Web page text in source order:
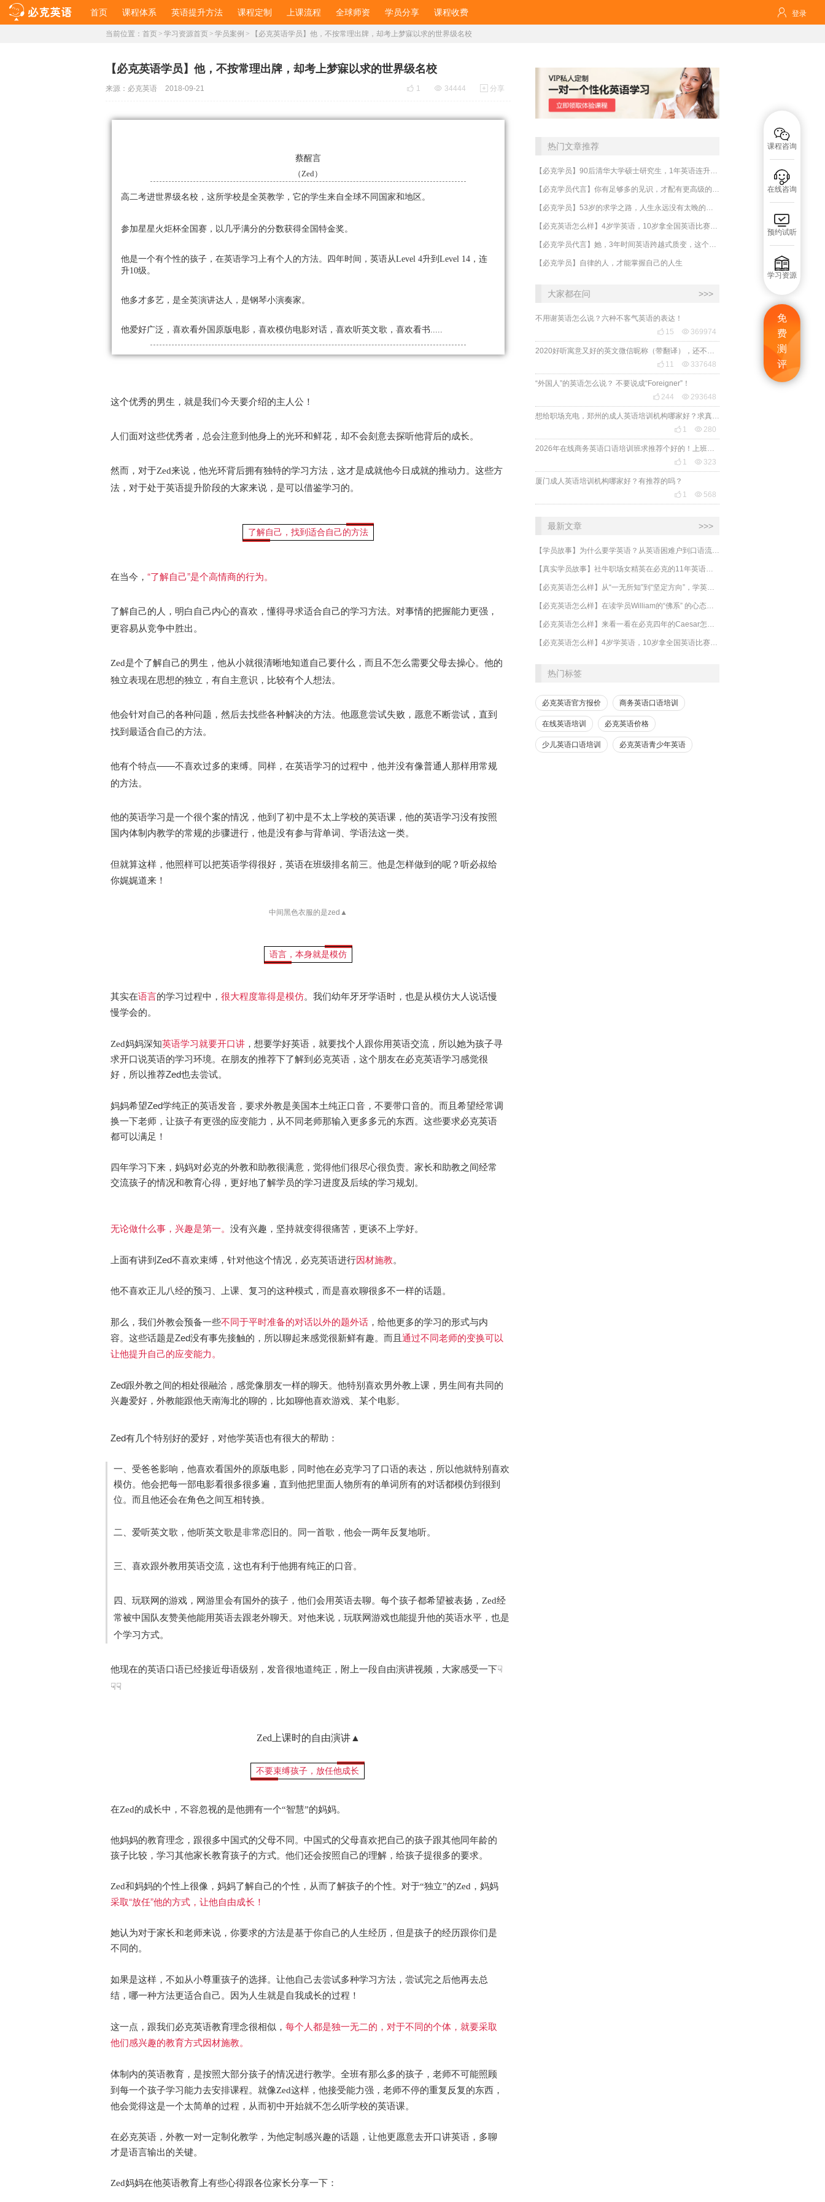
首页 课程体系 英语提升方法 课程定制 上课流程 全球师资 学员分享 课程收费  登录

课程咨询

在线咨询

预约试听

学习资源
免
费
测
评
当前位置： 首页 > 学习资源首页 > 学员案例 > 【必克英语学员】他，不按常理出牌，却考上梦寐以求的世界级名校
【必克英语学员】他，不按常理出牌，却考上梦寐以求的世界级名校
 1  34444  分享
来源： 必克英语 2018-09-21
蔡醒言
（Zed）
高二考进世界级名校，这所学校是全英教学，它的学生来自全球不同国家和地区。
参加星星火炬杯全国赛， 以几乎满分的分数获得全国特金奖。
他是一个有个性的孩子，在英语学习上有个人的方法。四年时间，英语从Level 4升到Level 14 ， 连
升10级。
他多才多艺，是全英演讲达人，是钢琴小演奏家。
他爱好广泛，喜欢看外国原版电影，喜欢模仿电影对话，喜欢听英文歌，喜欢看书.....
这个优秀的男生，就是我们今天要介绍的主人公！
人们面对这些优秀者，总会注意到他身上的光环和鲜花，却不会刻意去探听他背后的成长。
然而，对于Zed来说，他光环背后拥有独特的学习方法，这才是成就他今日成就的推动力。这些方
法，对于处于英语提升阶段的大家来说，是可以借鉴学习的。
了解自己，找到适合自己的方法
在当今， “了解自己”是个高情商的行为。
了解自己的人，明白自己内心的喜欢，懂得寻求适合自己的学习方法。对事情的把握能力更强，
更容易从竞争中胜出。
Zed是个了解自己的男生，他从小就很清晰地知道自己要什么，而且不怎么需要父母去操心。他的
独立表现在思想的独立， 有自主意识， 比较有个人想法。
他会针对自己的各种问题，然后去找些各种解决的方法。他愿意尝试失败，愿意不断尝试，直到
找到最适合自己的方法。
他有个特点——不喜欢过多的束缚。同样，在英语学习的过程中，他并没有像普通人那样用常规
的方法。
他的英语学习是一个很个案的情况，他到了初中是不太上学校的英语课 ，他的英语学习没有按照
国内体制内教学的常规的步骤进行，他是没有参与背单词、学语法这一类。
但就算这样，他照样可以把英语学得很好， 英语在班级排名前三。他是怎样做到的呢？听必叔给
你娓娓道来！
中间黑色衣服的是zed ▲
语言，本身就是模仿
其实在语言的学习过程中， 很大程度靠得是模仿。我们幼年牙牙学语时，也是从模仿大人说话慢
慢学会的。
Zed妈妈深知英语学习就要开口讲 ，想要学好英语，就要找个人跟你用英语交流，所以她为孩子寻
求开口说英语的学习环境。在朋友的推荐下了解到 必克英语，这个朋友在必克英语学习感觉很
好，所以推荐Zed也去尝试。
妈妈希望Zed学纯正的英语发音，要求外教是美国本土纯正口音，不要带口音的。 而且希望经常调
换一下老师，让孩子有更强的应变能力，从不同老师那输入更多多元的东西。 这些要求必克英语
都可以满足！
四年学习下来，妈妈对必克的外教和助教很满意，觉得他们很尽心很负责。家长和助教之间经常
交流孩子的情况和教育心得，更好地了解学员的学习进度及后续的学习规划。
无论做什么事，兴趣是第一。 没有兴趣，坚持就变得很痛苦，更谈不上学好。
上面有讲到Zed不喜欢束缚，针对他这个情况，必克英语进行因材施教。
他不喜欢正儿八经的预习、上课、复习的这种模式，而是喜欢聊很多不一样的话题。
那么，我们外教会预备一些不同于平时准备的对话以外的题外话 ，给他更多的学习的形式与内
容。这些话题是Zed没有事先接触的，所以聊起来感觉很新鲜有趣。而且 通过不同老师的变换可以
让他提升自己的应变能力。
Zed跟外教之间的相处很融洽，感觉像朋友一样的聊天。他特别喜欢男外教上课，男生间有共同的
兴趣爱好，外教能跟他天南海北的聊的，比如聊他喜欢游戏、某个电影。
Zed有几个特别好的爱好，对他学英语也有很大的帮助：
一、受爸爸影响，他喜欢看国外的原版电影 ，同时他在必克学习了口语的表达，所以他就特别喜欢
模仿。他会把每一部电影看很多很多遍，直到他把里面人物所有的单词所有的对话都模仿到很到
位。而且他还会在角色之间互相转换。
二 、爱听英文歌 ，他听英文歌是非常恋旧的。同一首歌，他会一两年反复地听。
三、喜欢跟外教用英语交流 ，这也有利于他拥有纯正的口音。
四、 玩联网的游戏 ，网游里会有国外的孩子，他们会用英语去聊。每个孩子都希望被表扬，Zed经
常被中国队友赞美他能用英语去跟老外聊天。对他来说，玩联网游戏也能提升他的英语水平，也是
个学习方式。
他现在的英语口语已经接近母语级别，发音很地道纯正，附上一段自由演讲视频，大家感受一下☟
☟☟
Zed上课时的自由演讲▲
不要束缚孩子，放任他成长
在Zed的成长中，不容忽视的是他拥有一个“智慧”的妈妈。
他妈妈的教育理念，跟很多中国式的父母不同。中国式的父母喜欢把自己的孩子跟其他同年龄的
孩子比较，学习其他家长教育孩子的方式。他们还会按照自己的理解，给孩子提很多的要求。
Zed和妈妈的个性上很像，妈妈了解自己的个性，从而了解孩子的个性。对于“独立”的Zed，妈妈
采取“放任”他的方式，让他自由成长！
她认为对于家长和老师来说，你要求的方法是基于你自己的人生经历，但是孩子的经历跟你们是
不同的。
如果是这样，不如从小尊重孩子的选择。让他自己去尝试多种学习方法， 尝试完之后他再去总
结，哪一种方法更适合自己。
因为人生就是自我成长的过程！
这一点，跟我们必克英语教育理念很相似， 每个人都是独一无二的，对于不同的个体，就要采取
他们感兴趣的教育方式因材施教。
体制内的英语教育，是按照大部分孩子的情况进行教学。 全班有那么多的孩子，老师不可能照顾
到每一个孩子学习能力去安排课程。就像Zed这样，他接受能力强， 老师不停的重复反复的东西，
他会觉得这是一个太简单的过程，从而初中开始就不怎么听学校的英语课。
在必克英语，外教一对一定制化教学，为他定制感兴趣的话题，让他更愿意去开口讲英语，多聊
才是语言输出的关键。
Zed妈妈在他英语教育上有些心得跟各位家长分享一下：
热门文章推荐
【必克学员】自律的人，才能掌握自己的人生
大家都在问 >>>
不用谢英语怎么说？六种不客气英语的表达！
 15  369974
 11  337648
“外国人”的英语怎么说？ 不要说成“Foreigner”！
 244  293648
 1  280
 1  323
厦门成人英语培训机构哪家好？有推荐的吗？
 1  568
最新文章 >>>
热门标签
必克英语官方报价 商务英语口语培训
在线英语培训 必克英语价格
少儿英语口语培训 必克英语青少年英语